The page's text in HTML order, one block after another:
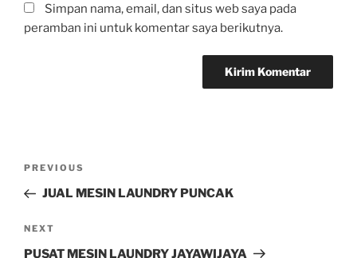
Simpan nama, email, dan situs web saya pada
peramban ini untuk komentar saya berikutnya.
PREVIOUS
JUAL MESIN LAUNDRY PUNCAK
NEXT
PUSAT MESIN LAUNDRY JAYAWIJAYA